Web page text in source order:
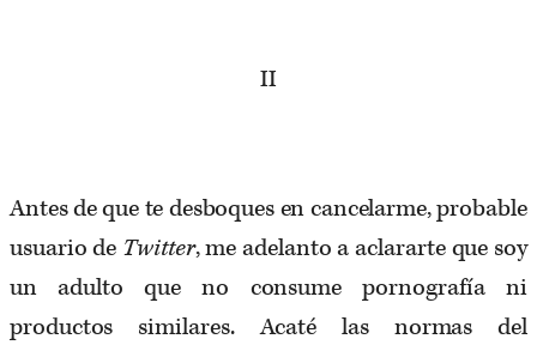
II
Antes de que te desboques en cancelarme, probable
usuario de Twitter, me adelanto a aclararte que soy
un adulto que no consume pornografía ni
productos similares. Acaté las normas del